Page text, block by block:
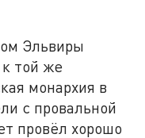
Эльвиры
той же
монархия в
с провальной
провёл хорошо